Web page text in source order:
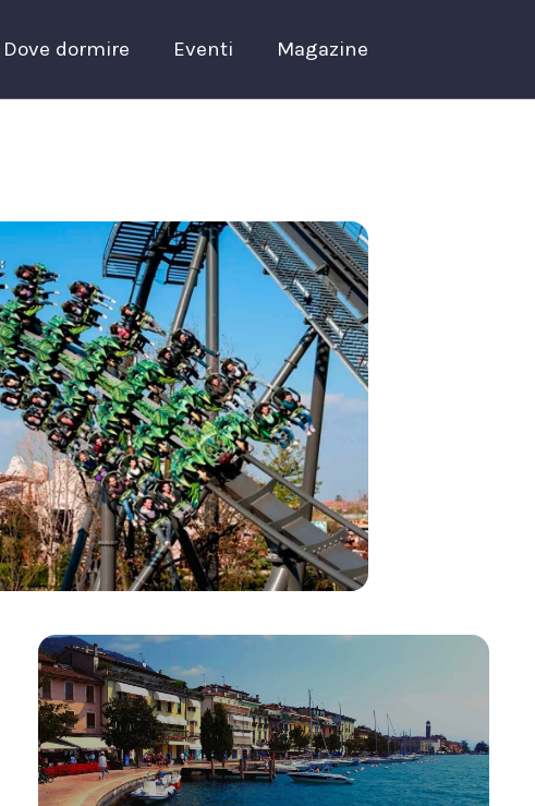
Dove dormire Eventi Magazine